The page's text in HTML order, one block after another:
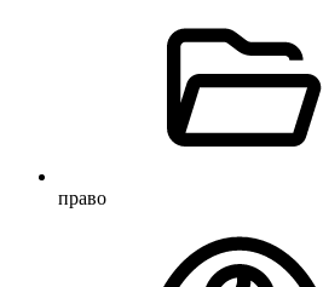
право